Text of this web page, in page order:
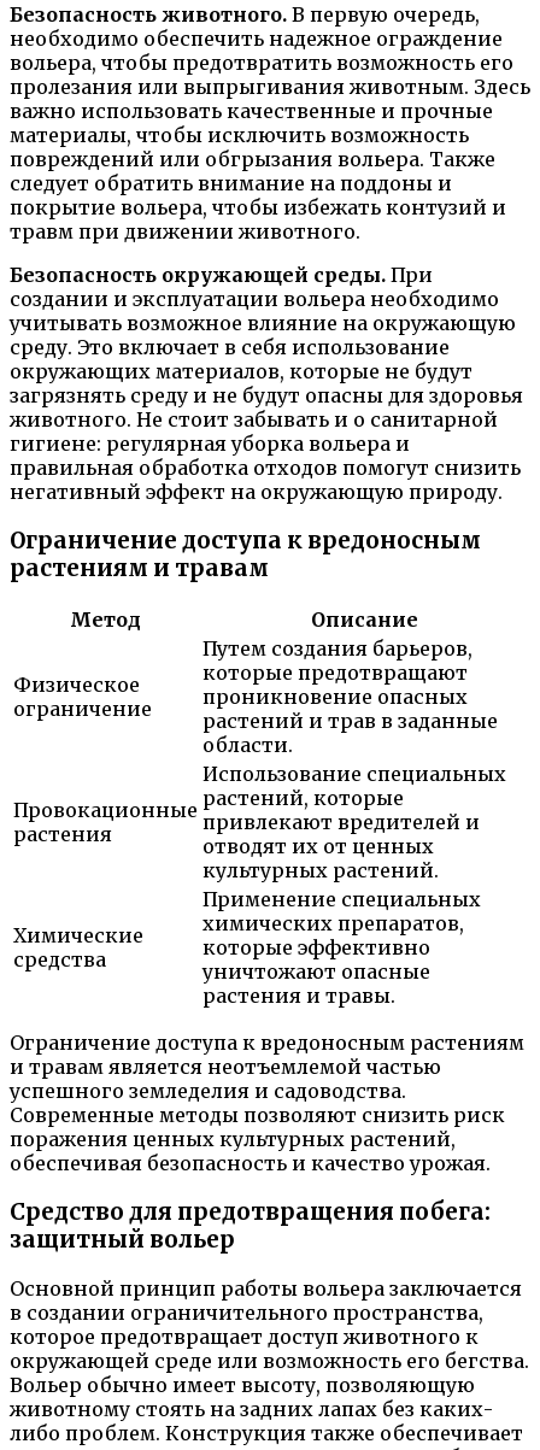
Безопасность животного. В первую очередь,
необходимо обеспечить надежное ограждение
вольера, чтобы предотвратить возможность его
пролезания или выпрыгивания животным. Здесь
важно использовать качественные и прочные
материалы, чтобы исключить возможность
повреждений или обгрызания вольера. Также
следует обратить внимание на поддоны и
покрытие вольера, чтобы избежать контузий и
травм при движении животного.
Безопасность окружающей среды. При
создании и эксплуатации вольера необходимо
учитывать возможное влияние на окружающую
среду. Это включает в себя использование
окружающих материалов, которые не будут
загрязнять среду и не будут опасны для здоровья
животного. Не стоит забывать и о санитарной
гигиене: регулярная уборка вольера и
правильная обработка отходов помогут снизить
негативный эффект на окружающую природу.
Ограничение доступа к вредоносным
растениям и травам
Метод Описание
Физическое
ограничение
Путем создания барьеров,
которые предотвращают
проникновение опасных
растений и трав в заданные
области.
Провокационные
растения
Использование специальных
растений, которые
привлекают вредителей и
отводят их от ценных
культурных растений.
Химические
средства
Применение специальных
химических препаратов,
которые эффективно
уничтожают опасные
растения и травы.
Ограничение доступа к вредоносным растениям
и травам является неотъемлемой частью
успешного земледелия и садоводства.
Современные методы позволяют снизить риск
поражения ценных культурных растений,
обеспечивая безопасность и качество урожая.
Средство для предотвращения побега:
защитный вольер
Основной принцип работы вольера заключается
в создании ограничительного пространства,
которое предотвращает доступ животного к
окружающей среде или возможность его бегства.
Вольер обычно имеет высоту, позволяющую
животному стоять на задних лапах без каких-
либо проблем. Конструкция также обеспечивает